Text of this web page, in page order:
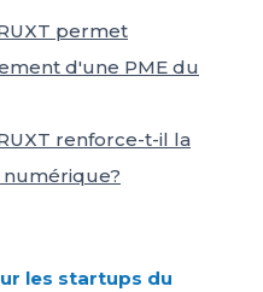
permet
d'une PME du
renforce-t-il la
numérique?
les startups du